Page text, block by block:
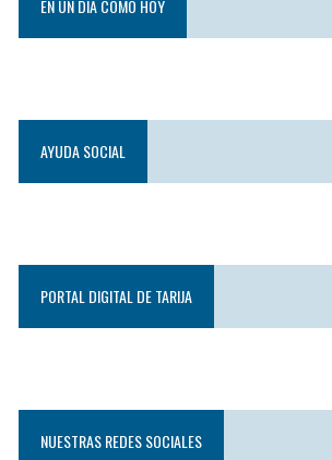
EN UN DIA COMO HOY
AYUDA SOCIAL
PORTAL DIGITAL DE TARIJA
NUESTRAS REDES SOCIALES